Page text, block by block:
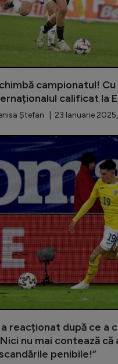
campionatul!
calificat la
Ștefan | 23 Ianuarie
reacționat după ce a
nu mai contează
penibile!”